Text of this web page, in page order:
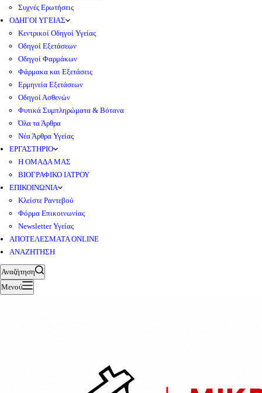
Συχνές Ερωτήσεις
ΟΔΗΓΟΙ ΥΓΕΙΑΣ
Κεντρικοί Οδηγοί Υγείας
Οδηγοί Εξετάσεων
Οδηγοί Φαρμάκων
Φάρμακα και Εξετάσεις
Ερμηνεία Εξετάσεων
Οδηγοί Ασθενών
Φυτικά Συμπληρώματα & Βότανα
Όλα τα Άρθρα
Νέα Άρθρα Υγείας
ΕΡΓΑΣΤΗΡΙΟ
Η ΟΜΑΔΑ ΜΑΣ
ΒΙΟΓΡΑΦΙΚΟ ΙΑΤΡΟΥ
ΕΠΙΚΟΙΝΩΝΙΑ
Κλείστε Ραντεβού
Φόρμα Επικοινωνίας
Newsletter Υγείας
ΑΠΟΤΕΛΕΣΜΑΤΑ ONLINE
ΑΝΑΖΗΤΗΣΗ
Αναζήτηση
Μενού